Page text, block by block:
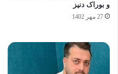
و بوراک دنیز
27 مهر 1402